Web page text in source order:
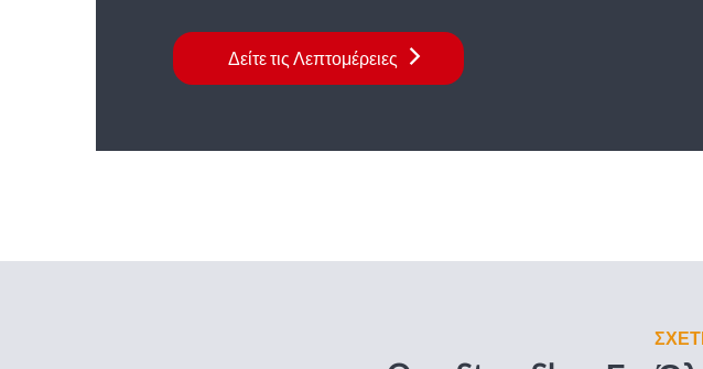
Δείτε τις Λεπτομέρειες